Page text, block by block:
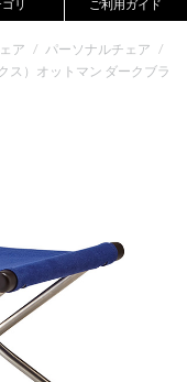
リ ご利用ガイド
ア / パーソナルチェア /
ス）オットマン ダークブラ